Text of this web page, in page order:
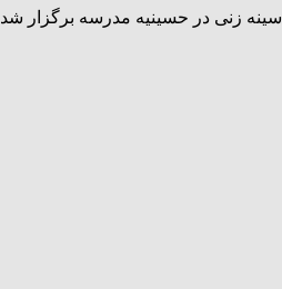
زنی در حسینیه مدرسه برگزار شد ۹